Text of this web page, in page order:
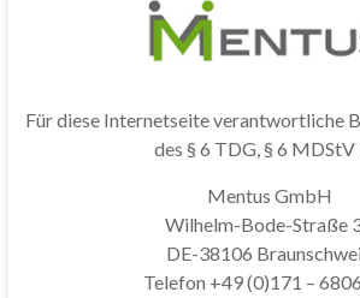
Für diese Internetseite verantwortliche
des § 6 TDG, § 6 MDStV
Mentus GmbH
Wilhelm-Bode-Straße
DE-38106
Telefon +49 (0)171 –